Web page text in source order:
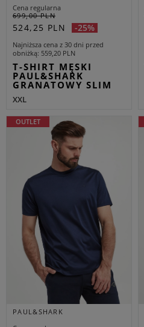
Cena regularna
699,00 PLN
524,25 PLN -25%
Najniższa cena z 30 dni przed
obniżką 559,20 PLN
T-SHIRT MĘSKI
PAUL&SHARK
GRANATOWY SLIM
XXL
OUTLET
PAUL&SHARK